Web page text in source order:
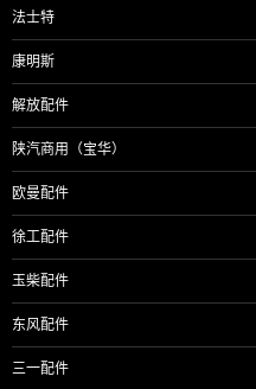
法士特
康明斯
解放配件
陕汽商用（宝华）
欧曼配件
徐工配件
玉柴配件
东风配件
三一配件